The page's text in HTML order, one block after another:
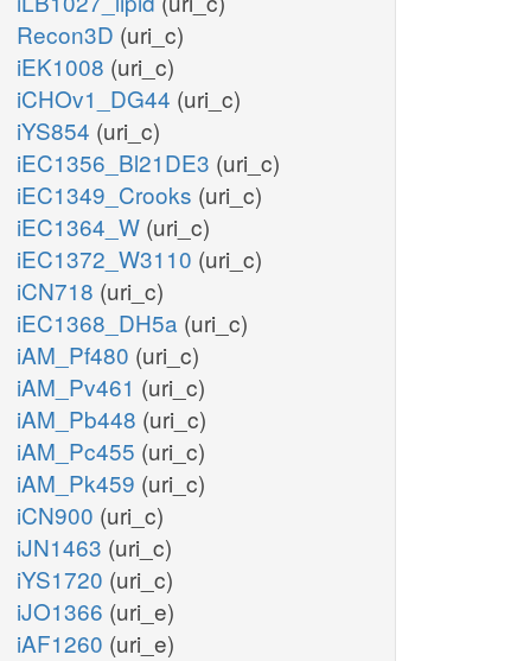
Recon3D (uri_c)
iEK1008 (uri_c)
iCHOv1_DG44 (uri_c)
iYS854 (uri_c)
iEC1356_Bl21DE3 (uri_c)
iEC1349_Crooks (uri_c)
iEC1364_W (uri_c)
iEC1372_W3110 (uri_c)
iCN718 (uri_c)
iEC1368_DH5a (uri_c)
iAM_Pf480 (uri_c)
iAM_Pv461 (uri_c)
iAM_Pb448 (uri_c)
iAM_Pc455 (uri_c)
iAM_Pk459 (uri_c)
iCN900 (uri_c)
iJN1463 (uri_c)
iYS1720 (uri_c)
iJO1366 (uri_e)
iAF1260 (uri_e)